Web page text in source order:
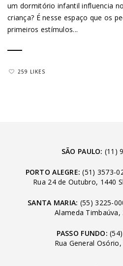
um dormitório infantil influencia
criança? É nesse espaço que os
primeiros estímulos...
259 LIKES
SÃO PAULO: (11)
PORTO ALEGRE: (51) 3573-
Rua 24 de Outubro, 1440
SANTA MARIA: (55) 3225-
Alameda Timbaúva,
PASSO FUNDO:
Rua General